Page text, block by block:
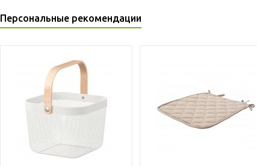
Персональные рекомендации